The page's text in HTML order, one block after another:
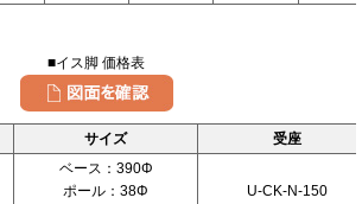
■イス脚 価格表
サイズ 受座
ベース：390Φ
ポール：38Φ
U-CK-N-150